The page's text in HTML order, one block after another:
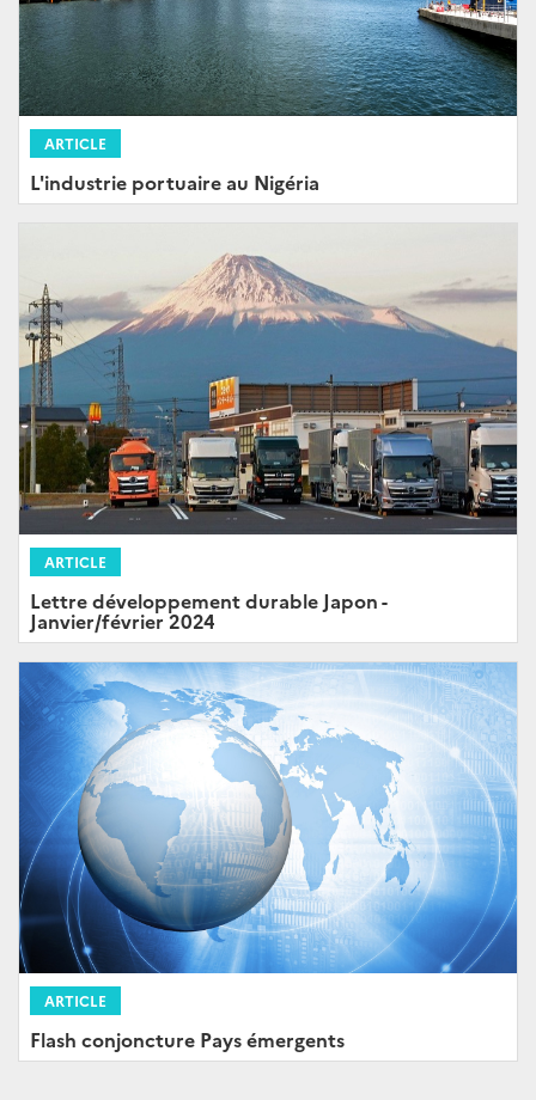
ARTICLE
L'industrie portuaire au Nigéria
ARTICLE
Lettre développement durable Japon -
Janvier/février 2024
ARTICLE
Flash conjoncture Pays émergents